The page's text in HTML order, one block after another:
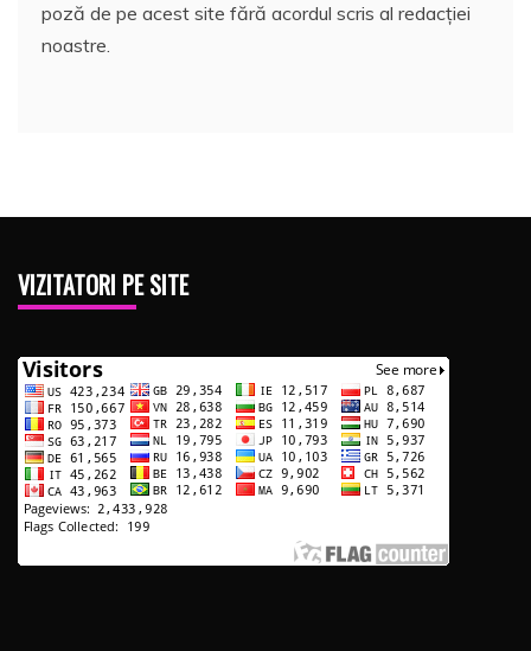
poză de pe acest site fără acordul scris al redacției
noastre.
VIZITATORI PE SITE